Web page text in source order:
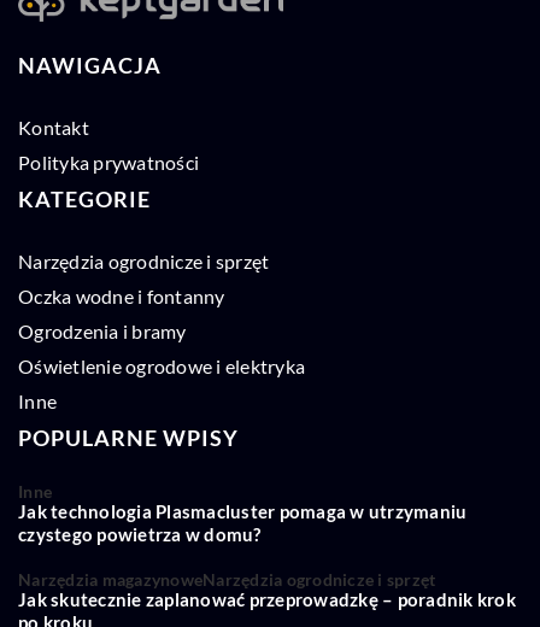
NAWIGACJA
Kontakt
Polityka prywatności
KATEGORIE
Narzędzia ogrodnicze i sprzęt
Oczka wodne i fontanny
Ogrodzenia i bramy
Oświetlenie ogrodowe i elektryka
Inne
POPULARNE WPISY
Inne
Jak technologia Plasmacluster pomaga w utrzymaniu
czystego powietrza w domu?
Narzędzia magazynoweNarzędzia ogrodnicze i sprzęt
Jak skutecznie zaplanować przeprowadzkę – poradnik krok
po kroku